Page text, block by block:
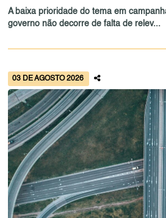
A baixa prioridade do tema em
governo não decorre de falta de relev...
03 DE AGOSTO 2026